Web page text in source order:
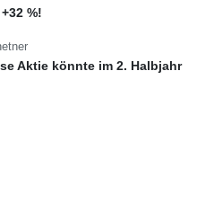
%!
Aktie könnte im 2. Halbjahr